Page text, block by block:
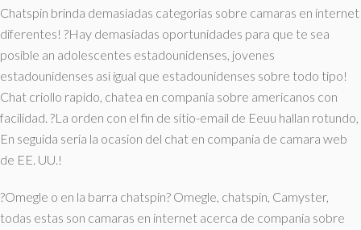
Chatspin brinda demasiadas categorias sobre camaras en internet
diferentes! ?Hay demasiadas oportunidades para que te sea
posible an adolescentes estadounidenses, jovenes
estadounidenses asi­ igual que estadounidenses sobre todo tipo!
Chat criollo rapido, chatea en compania sobre americanos con
facilidad. ?La orden con el fin de sitio-email de Eeuu hallan rotundo,
En seguida seri­a la ocasion del chat en compania de camara web
de EE. UU.!
?Omegle o en la barra chatspin? Omegle, chatspin, Camyster,
todas estas son camaras en internet acerca de compania sobre